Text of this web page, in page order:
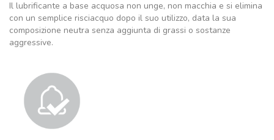
Il lubrificante a base acquosa non unge, non macchia e si elimina
con un semplice risciacquo dopo il suo utilizzo, data la sua
composizione neutra senza aggiunta di grassi o sostanze
aggressive.